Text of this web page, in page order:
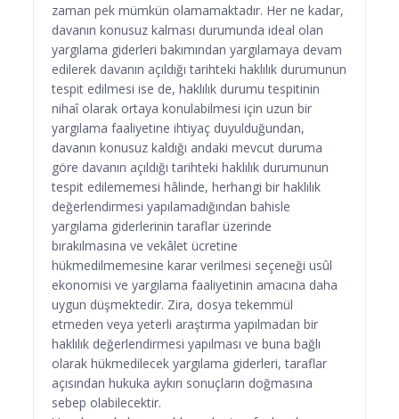
zaman pek mümkün olamamaktadır. Her ne kadar,
davanın konusuz kalması durumunda ideal olan
yargılama giderleri bakımından yargılamaya devam
edilerek davanın açıldığı tarihteki haklılık durumunun
tespit edilmesi ise de, haklılık durumu tespitinin
nihaî olarak ortaya konulabilmesi için uzun bir
yargılama faaliyetine ihtiyaç duyulduğundan,
davanın konusuz kaldığı andaki mevcut duruma
göre davanın açıldığı tarihteki haklılık durumunun
tespit edilememesi hâlinde, herhangi bir haklılık
değerlendirmesi yapılamadığından bahisle
yargılama giderlerinin taraflar üzerinde
bırakılmasına ve vekâlet ücretine
hükmedilmemesine karar verilmesi seçeneği usûl
ekonomisi ve yargılama faaliyetinin amacına daha
uygun düşmektedir. Zira, dosya tekemmül
etmeden veya yeterli araştırma yapılmadan bir
haklılık değerlendirmesi yapılması ve buna bağlı
olarak hükmedilecek yargılama giderleri, taraflar
açısından hukuka aykırı sonuçların doğmasına
sebep olabilecektir.